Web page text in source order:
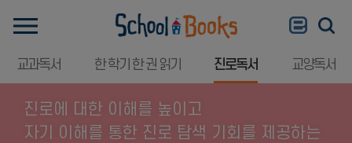
교과독서 한 학기 한 권 읽기 진로독서 교양독서
진로에 대한 이해를 높이고
자기 이해를 통한 진로 탐색 기회를 제공하는